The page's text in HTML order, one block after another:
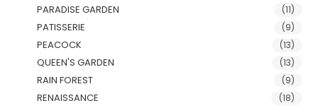
PARADISE GARDEN (11)
PATISSERIE (9)
PEACOCK (13)
QUEEN'S GARDEN (13)
RAIN FOREST (9)
RENAISSANCE (18)